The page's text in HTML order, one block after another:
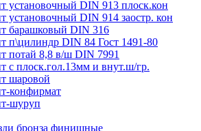
установочный DIN 913 плоск.кон
установочный DIN 914 заостр. кон
барашковый DIN 316
п\цилиндр DIN 84 Гост 1491-80
потай 8,8 в/ш DIN 7991
с плоск.гол.13мм и внут.ш/гр.
шаровой
конфирмат
шуруп
бронза финишные